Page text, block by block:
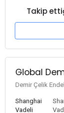
Takip
Global
Demir Çelik
Shanghai
Vadeli